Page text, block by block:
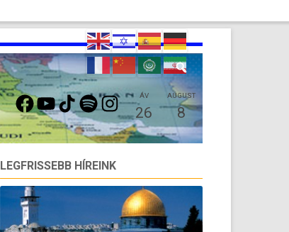
FACEBOOKYOUTUBETIKTOKSPOTIFYINSTAGRAMÁV
26
AUGUST
8
LEGFRISSEBB HÍREINK